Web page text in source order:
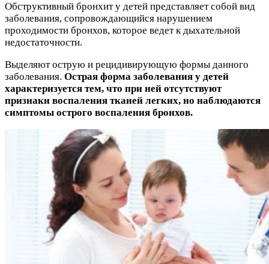
Обструктивный бронхит у детей представляет собой вид
заболевания, сопровождающийся нарушением
проходимости бронхов, которое ведет к дыхательной
недостаточности.
Выделяют острую и рецидивирующую формы данного
заболевания. Острая форма заболевания у детей
характеризуется тем, что при ней отсутствуют
признаки воспаления тканей легких, но наблюдаются
симптомы острого воспаления бронхов.